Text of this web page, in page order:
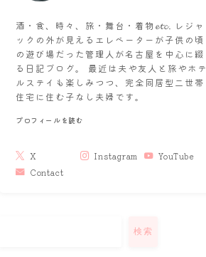
酒・食、時々、旅・舞台・着物𝓮𝓽𝓬. レジャ
ックの外が見えるエレベーターが子供の頃
の遊び場だった管理人が名古屋を中心に綴
る日記ブログ。 最近は夫や友人と旅やホテ
ルステイも楽しみつつ、完全同居型二世帯
住宅に住む子なし夫婦です。
プロフィールを読む
X Instagram
YouTube
Contact
検索